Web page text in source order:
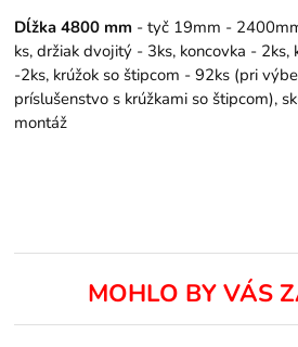
Dĺžka 4800 mm - tyč 19mm -
ks, držiak dvojitý - 3ks, koncovka - 2ks,
-2ks, krúžok so štipcom - 92ks (pri
príslušenstvo s krúžkami so štipcom),
montáž
MOHLO BY VÁS